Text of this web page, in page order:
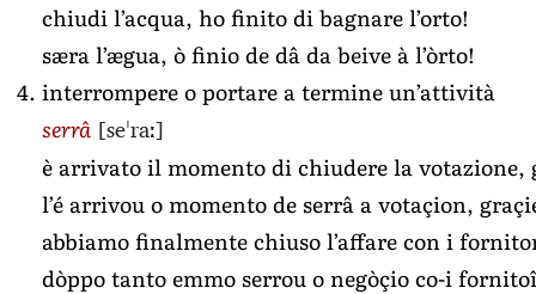
chiudi l’acqua, ho finito di bagnare l’orto!
særa l’ægua, ò finio de dâ da beive à l’òrto!
interrompere o portare a termine un’attività
serrâ [seˈraː]
è arrivato il momento di chiudere la votazione,
l’é arrivou o momento de serrâ a votaçion,
abbiamo finalmente chiuso l’affare con i
dòppo tanto emmo serrou o negòçio co-i